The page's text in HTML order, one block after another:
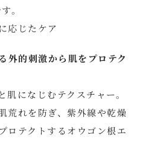
。
応じたケア
外的刺激から肌をプロテク
になじむテクスチャー。
荒れを防ぎ、紫外線や乾燥
ロテクトするオウゴン根エ